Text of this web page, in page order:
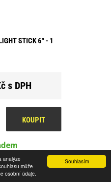
Souhlasím
analýze
může
osobní údaje.
STICK 6" - 1
s DPH
KOUPIT